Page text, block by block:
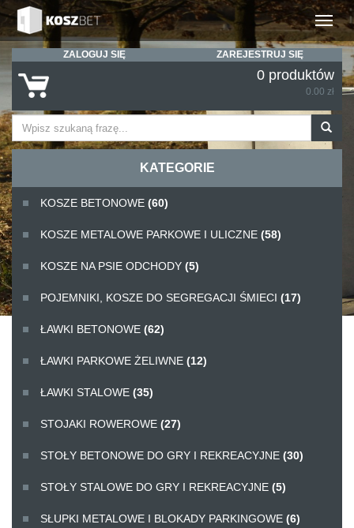
Rozwiń
ZALOGUJ SIĘ ZAREJESTRUJ SIĘ
0 produktów
0.00 zł
KATEGORIE
KOSZE BETONOWE (60)
KOSZE METALOWE PARKOWE I ULICZNE (58)
KOSZE NA PSIE ODCHODY (5)
POJEMNIKI, KOSZE DO SEGREGACJI ŚMIECI (17)
ŁAWKI BETONOWE (62)
ŁAWKI PARKOWE ŻELIWNE (12)
ŁAWKI STALOWE (35)
STOJAKI ROWEROWE (27)
STOŁY BETONOWE DO GRY I REKREACYJNE (30)
STOŁY STALOWE DO GRY I REKREACYJNE (5)
SŁUPKI METALOWE I BLOKADY PARKINGOWE (6)